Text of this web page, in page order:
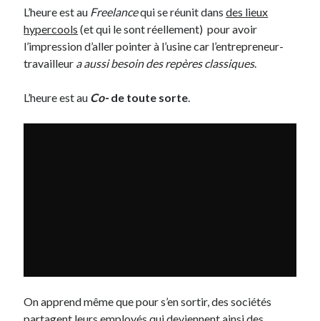
L’heure est au Freelancequi se réunit dansdes lieux
hypercools (et qui le sont réellement) pour avoir
l’impression d’aller pointer à l’usine car l’entrepreneur-
travailleur a aussi besoin des repères classiques.
L’heure est au Co-de toute sorte
On apprend même que pour s’en sortir, des sociétés